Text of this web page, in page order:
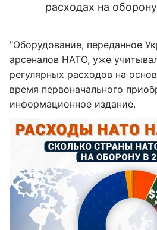
расходах на
"Оборудование, переданное
арсеналов НАТО, уже
регулярных расходов на
время первоначального
информационное издание.